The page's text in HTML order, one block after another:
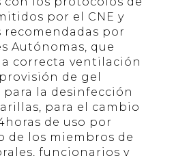
por el CNE y
recomendadas por
Autónomas, que
correcta ventilación
de gel
la desinfección
para el cambio
de uso por
de los miembros de
funcionarios y